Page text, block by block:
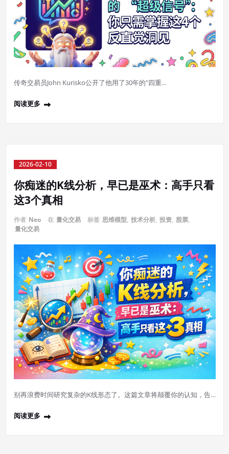
传奇交易员John Kurisko公开了他用了30年的"四重…
阅读更多
2026-02-10
你痴迷的K线分析，早已是巫术：高手只看
这3个真相
作者 Neo 在 量化交易 标签 思维模型, 技术分析, 投资, 股票,
量化交易
别再浪费时间研究复杂的K线形态了。这篇文章将颠覆你的认知，告…
阅读更多